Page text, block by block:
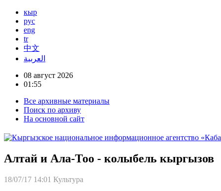
кыр
рус
eng
tr
中文
العربية
08 август 2026
01:55
Все архивные материалы
Поиск по архиву
На основной сайт
Алтай и Ала-Тоо - колыбель кыргызов
18/07/17 14:01 Культура